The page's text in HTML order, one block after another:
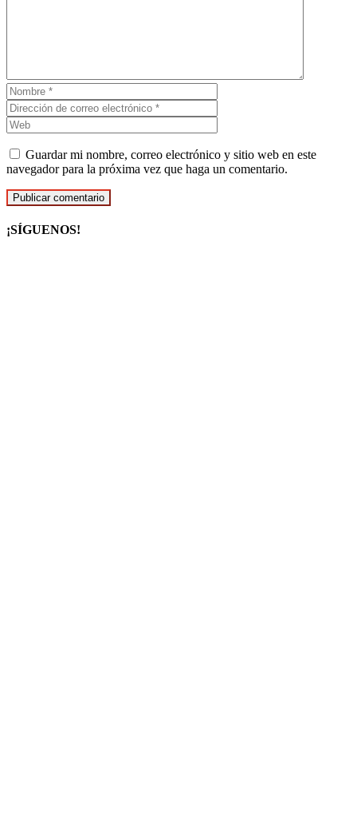
Guardar mi nombre, correo electrónico y sitio web en este
navegador para la próxima vez que haga un comentario.
¡SÍGUENOS!